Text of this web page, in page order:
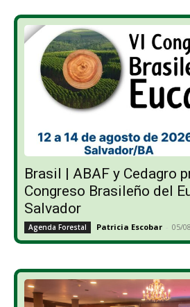
Brasil | ABAF y Cedagro
Congreso Brasileño del
Salvador
Agenda Forestal Patricia Escobar - 05/